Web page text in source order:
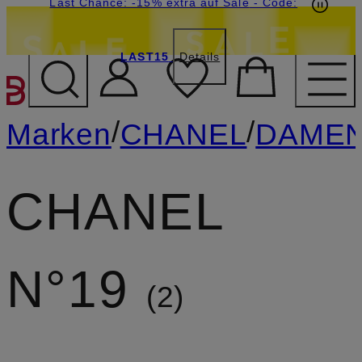
ZUM HAUPTINHALT
LAST15 Details
Marken/CHANEL/
CHANEL
N°19
2